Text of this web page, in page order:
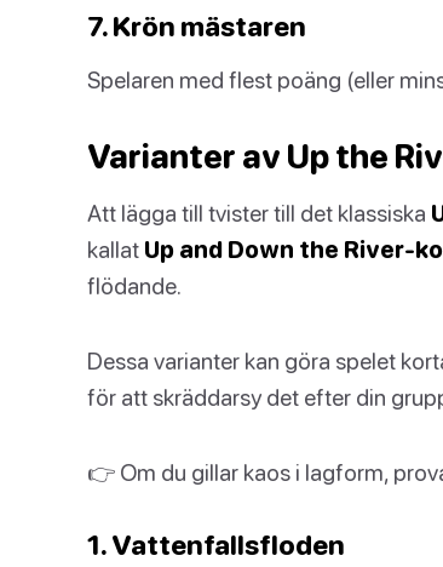
7. Krön mästaren
Spelaren med flest poäng (eller
Varianter av Up the
Att lägga till tvister till det klassiska
kallat Up and Down the River-
flödande.
Dessa varianter kan göra spelet
för att skräddarsy det efter din
👉 Om du gillar kaos i lagform,
1. Vattenfallsfloden